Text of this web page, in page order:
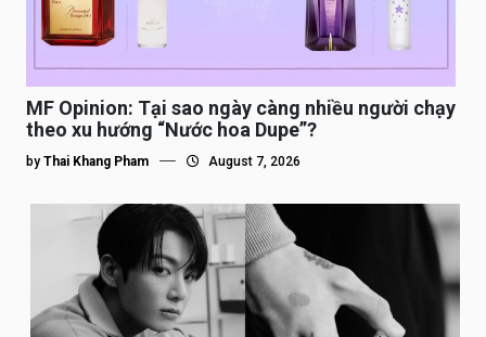
MF Opinion: Tại sao ngày càng nhiều người chạy
theo xu hướng “Nước hoa Dupe”?
by Thai Khang Pham August 7, 2026